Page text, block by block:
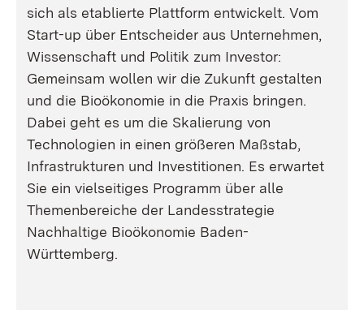
sich als etablierte Plattform entwickelt. Vom
Start-up über Entscheider aus Unternehmen,
Wissenschaft und Politik zum Investor:
Gemeinsam wollen wir die Zukunft gestalten
und die Bioökonomie in die Praxis bringen.
Dabei geht es um die Skalierung von
Technologien in einen größeren Maßstab,
Infrastrukturen und Investitionen. Es erwartet
Sie ein vielseitiges Programm über alle
Themenbereiche der Landesstrategie
Nachhaltige Bioökonomie Baden-
Württemberg.